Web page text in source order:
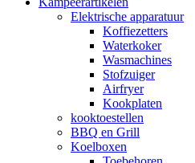
Elektrische apparatuur
Koffiezetters
Waterkoker
Wasmachines
Stofzuiger
Airfryer
Kookplaten
kooktoestellen
BBQ en Grill
Koelboxen